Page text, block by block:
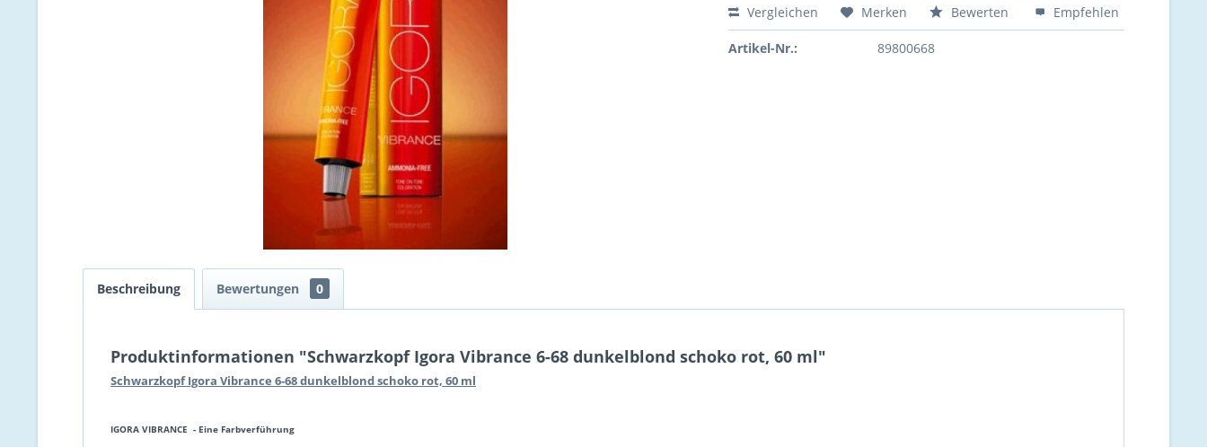
Vergleichen Merken Bewerten Empfehlen
Artikel-Nr.: 89800668
Beschreibung Bewertungen 0
Produktinformationen "Schwarzkopf Igora Vibrance 6-68 dunkelblond schoko rot, 60 ml"
Schwarzkopf Igora Vibrance 6-68 dunkelblond schoko rot, 60 ml
IGORA VIBRANCE - Eine Farbverführung